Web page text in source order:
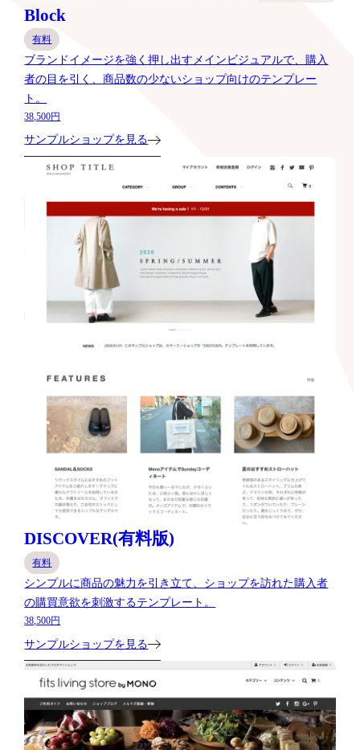
Block
有料
ブランドイメージを強く押し出すメインビジュアルで、購入
者の目を引く、商品数の少ないショップ向けのテンプレー
ト。
38,500円
サンプルショップを見る
DISCOVER(有料版)
有料
シンプルに商品の魅力を引き立て、ショップを訪れた購入者
の購買意欲を刺激するテンプレート。
38,500円
サンプルショップを見る